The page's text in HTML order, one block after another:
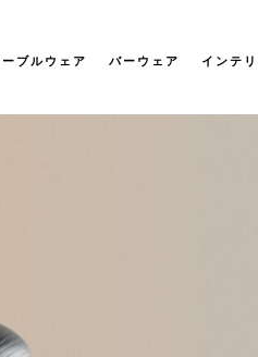
ブルウェア バーウェア インテ